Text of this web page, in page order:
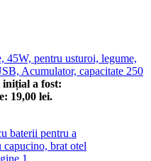
45W, pentru usturoi, legume,
Acumulator, capacitate 250
a fost:
19,00 lei.